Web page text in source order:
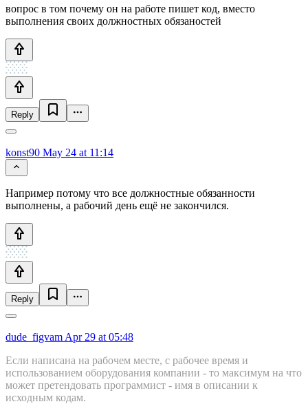
вопрос в том почему он на работе пишет код, вместо
выполнения своих должностных обязаностей
Reply
konst90 May 24 at 11:14
Например потому что все должностные обязанности
выполнены, а рабочий день ещё не закончился.
Reply
dude_figvam Apr 29 at 05:48
Если написана на рабочем месте, с рабочее время и
использованием оборудования компании - то максимум на что
может претендовать программист - имя в описании к
исходным кодам.